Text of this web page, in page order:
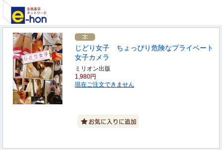
じどり女子 ちょっぴり危険なプライベート
女子カメラ
ミリオン出版
1,980円
現在ご注文できません